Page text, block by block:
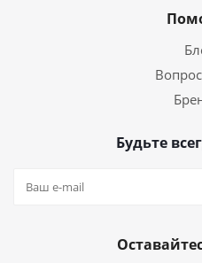
Будьте